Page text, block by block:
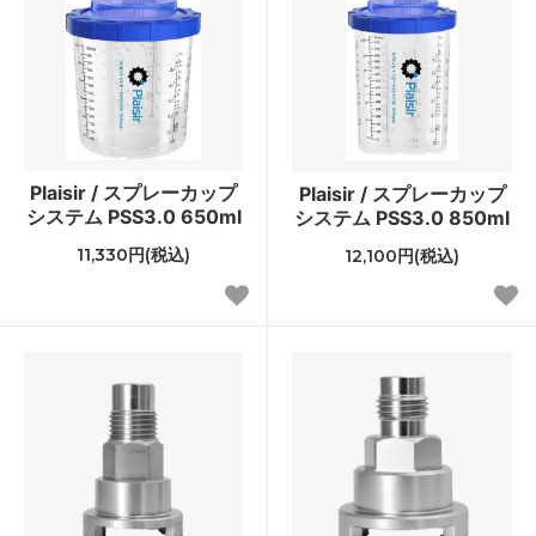
Plaisir / スプレーカップ
システム PSS3.0 650ml
11,330円(税込)
Plaisir / スプレーカップ
システム PSS3.0 850ml
12,100円(税込)